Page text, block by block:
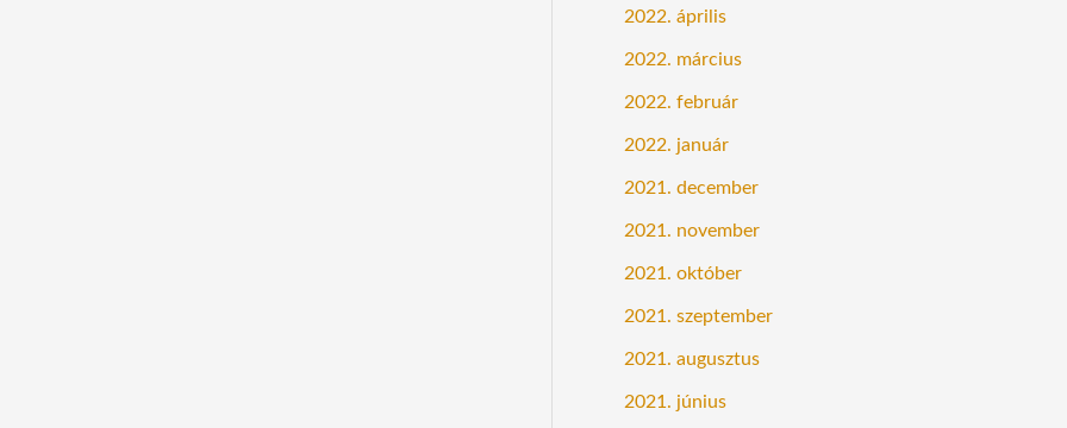
2022. április
2022. március
2022. február
2022. január
2021. december
2021. november
2021. október
2021. szeptember
2021. augusztus
2021. június